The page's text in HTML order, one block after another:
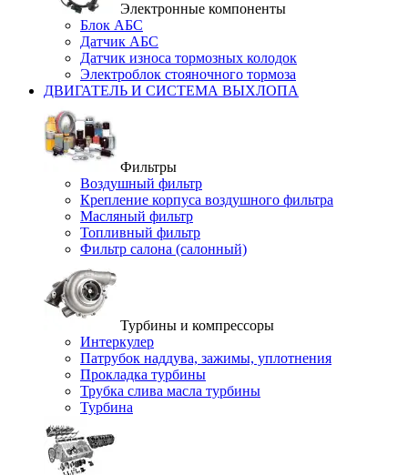
Электронные компоненты
Блок АБС
Датчик АБС
Датчик износа тормозных колодок
Электроблок стояночного тормоза
ДВИГАТЕЛЬ И СИСТЕМА ВЫХЛОПА
Фильтры
Воздушный фильтр
Крепление корпуса воздушного фильтра
Масляный фильтр
Топливный фильтр
Фильтр салона (салонный)
Турбины и компрессоры
Интеркулер
Патрубок наддува, зажимы, уплотнения
Прокладка турбины
Трубка слива масла турбины
Турбина